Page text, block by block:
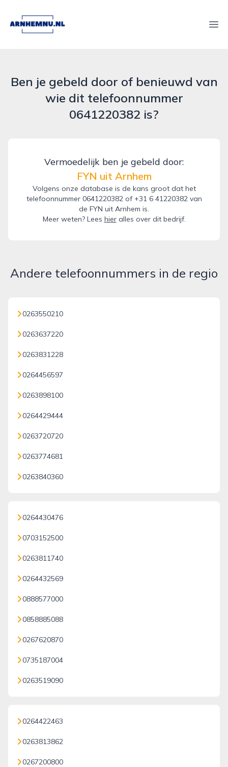
arnhemnu.nl
Ben je gebeld door of benieuwd van
wie dit telefoonnummer
0641220382 is?
Vermoedelijk ben je gebeld door:
FYN uit Arnhem
Volgens onze database is de kans groot dat het
telefoonnummer 0641220382 of +31 6 41220382 van
de FYN uit Arnhem is.
Meer weten? Lees hieralles over dit bedrijf.
Andere telefoonnummers in de regio
0263550210
0263637220
0263831228
0264456597
0263898100
0264429444
0263720720
0263774681
0263840360
0264430476
0703152500
0263811740
0264432569
0888577000
0858885088
0267620870
0735187004
0263519090
0264422463
0263813862
0267200800